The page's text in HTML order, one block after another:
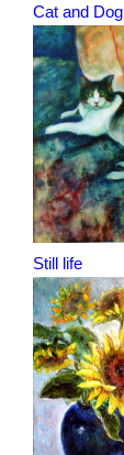
Cat and Dog
Still life